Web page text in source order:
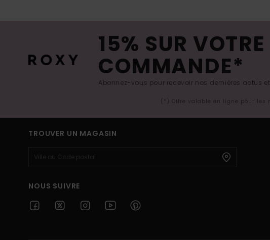
15% SUR
COMMANDE*
Abonnez-vous pour recevoir nos dernières actus
(*) Offre valable en ligne pour les
TROUVER UN MAGASIN
NOUS SUIVRE